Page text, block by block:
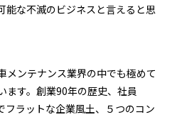
能な不滅のビジネスと言えると思
メンテナンス業界の中でも極めて
ます。創業90年の歴史、社員
フラットな企業風土、５つのコン